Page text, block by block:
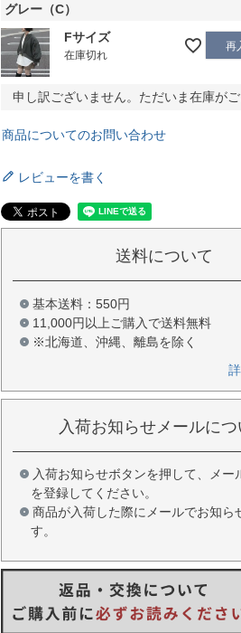
グレー（C）
Fサイズ
在庫切れ
再
申し訳ございません。ただいま在庫がご
商品についてのお問い合わせ
レビューを書く
送料について
基本送料：550円
11,000円以上ご購入で送料無料
※北海道、沖縄、離島を除く
入荷お知らせメールにつ
入荷お知らせボタンを押して、メー
を登録してください。
商品が入荷した際にメールでお知ら
す。